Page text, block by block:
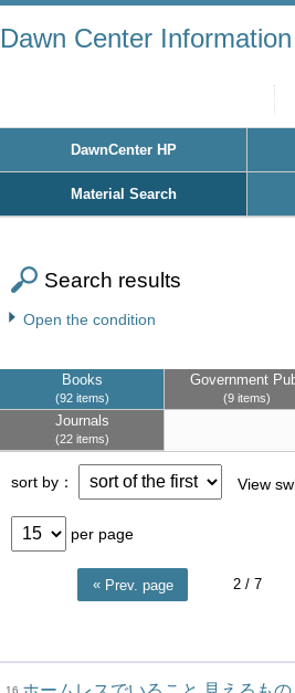
Dawn Center
DawnCenter HP
Material Search
Search results
Open the condition
Books
92 items
Government
9 items
Journals
22 items
sort by View
per page
Prev. page 2 / 7
16